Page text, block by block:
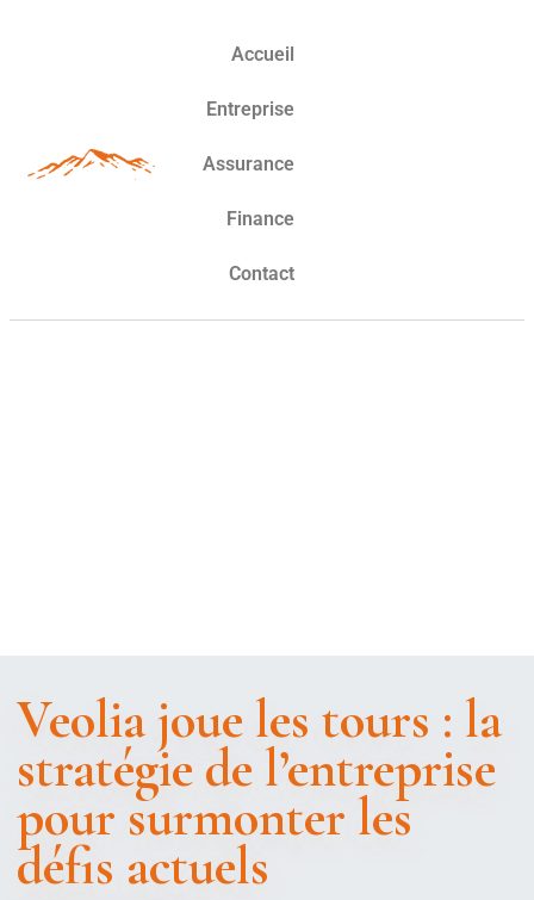
Accueil
Entreprise
Assurance
Finance
Contact
Veolia joue les tours : la
stratégie de l’entreprise
pour surmonter les
défis actuels